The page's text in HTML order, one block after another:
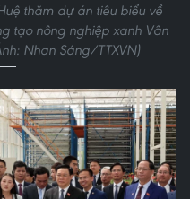
thăm dự án tiêu biểu về
tạo nông nghiệp xanh Vân
Nhan Sáng/TTXVN)